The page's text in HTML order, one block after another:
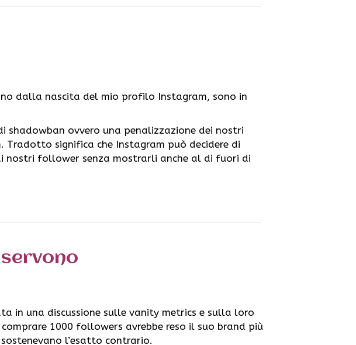
dalla nascita del mio profilo Instagram, sono in
ovvero una penalizzazione dei nostri
significa che Instagram può decidere di
nostri follower senza mostrarli anche al di fuori di
in una discussione sulle vanity metrics e sulla loro
1000 followers avrebbe reso il suo brand più
l’esatto contrario.